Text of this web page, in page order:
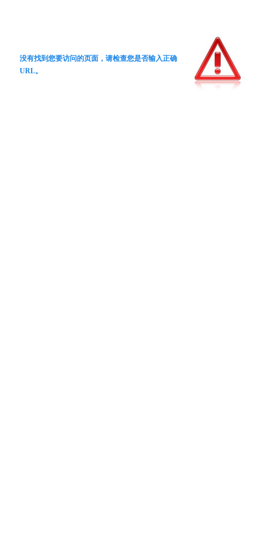
没有找到您要访问的页面，请检查您是否输入正确
URL。